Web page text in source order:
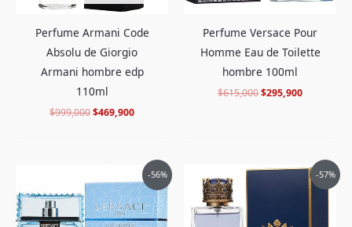
Perfume Armani Code
Absolu de Giorgio
Armani hombre edp
110ml
$999,000$469,900
Perfume Versace Pour
Homme Eau de Toilette
hombre 100ml
$615,000$295,900
-56%
precio
original
era:
$650,000.
precio
actual
es:
$285,900.
-57%
El
$827,000.
El
precio
actual